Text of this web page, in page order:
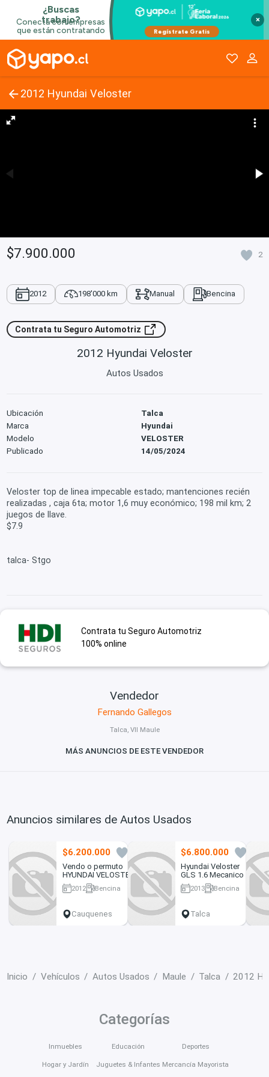
×
2012 Hyundai Veloster
$7.900.000 2
2012 198'000 km Manual Bencina
Contrata tu Seguro Automotriz
2012 Hyundai Veloster
Autos Usados
Ubicación
Talca
Marca
Hyundai
Modelo
VELOSTER
Publicado
14/05/2024
Veloster top de linea impecable estado; mantenciones recién
realizadas , caja 6ta; motor 1,6 muy económico; 198 mil km; 2
juegos de llave.
$7.9
talca- Stgo
Contrata tu Seguro Automotriz
100% online
Vendedor
Fernando Gallegos
Talca, VII Maule
MÁS ANUNCIOS DE ESTE VENDEDOR
Anuncios similares de Autos Usados
$6.200.000
Vendo o permuto
HYUNDAI VELOSTER
2012
2012
Bencina
Cauquenes
$6.800.000
Hyundai Veloster
GLS 1.6 Mecanico
2013
Bencina
Talca
Inicio Vehículos Autos Usados Maule Talca 2012
Categorías
Inmuebles
Hogar y Jardín
Educación
Juguetes & Infantes
Deportes
Mercancía Mayorista